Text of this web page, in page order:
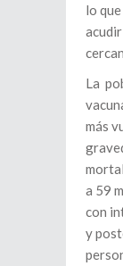
lo
La
más
a 59
con
y